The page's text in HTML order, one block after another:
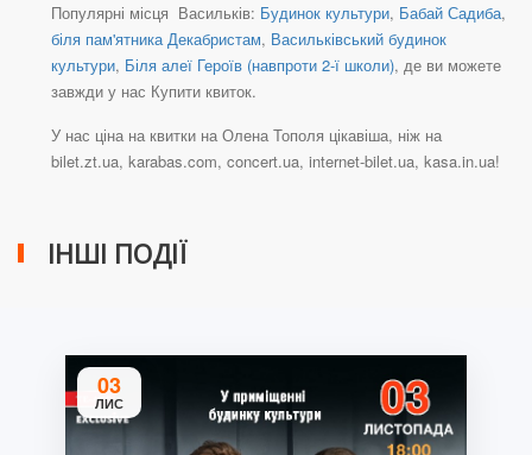
Популярні місця Васильків: Будинок культури, Бабай Садиба,
біля пам'ятника Декабристам, Васильківський будинок
культури, Біля алеї Героїв (навпроти 2-ї школи), де ви можете
завжди у нас Купити квиток.
У нас ціна на квитки на Олена Тополя цікавіша, ніж на
bilet.zt.ua, karabas.com, concert.ua, internet-bilet.ua, kasa.in.ua!
ІНШІ ПОДІЇ
03
ЛИС